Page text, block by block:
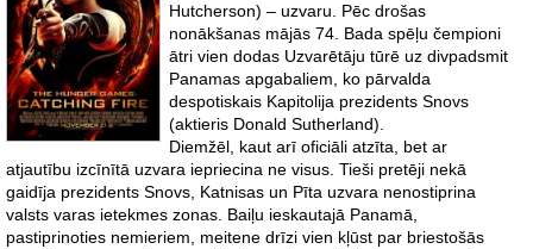
Hutcherson) – uzvaru. Pēc drošas
nonākšanas mājās 74. Bada spēļu čempioni
ātri vien dodas Uzvarētāju tūrē uz divpadsmit
Panamas apgabaliem, ko pārvalda
despotiskais Kapitolija prezidents Snovs
(aktieris Donald Sutherland).
Diemžēl, kaut arī oficiāli atzīta, bet ar
atjautību izcīnītā uzvara iepriecina ne visus. Tieši pretēji nekā
gaidīja prezidents Snovs, Katnisas un Pīta uzvara nenostiprina
valsts varas ietekmes zonas. Baiļu ieskautajā Panamā,
pastiprinoties nemieriem, meitene drīzi vien kļūst par briestošās